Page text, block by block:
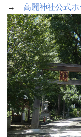
→ 高麗神社公式